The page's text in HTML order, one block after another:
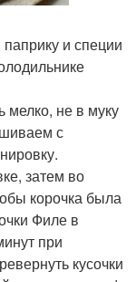
и специи
не в муку
с
затем во
корочка была
Филе в
при
кусочки